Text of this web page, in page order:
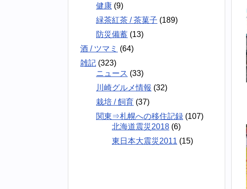
健康 (9)
緑茶紅茶 / 茶菓子 (189)
防災備蓄 (13)
酒 / ツマミ (64)
雑記 (323)
ニュース (33)
川崎グルメ情報 (32)
栽培 / 飼育 (37)
関東⇒札幌への移住記録 (107)
北海道震災2018 (6)
東日本大震災2011 (15)